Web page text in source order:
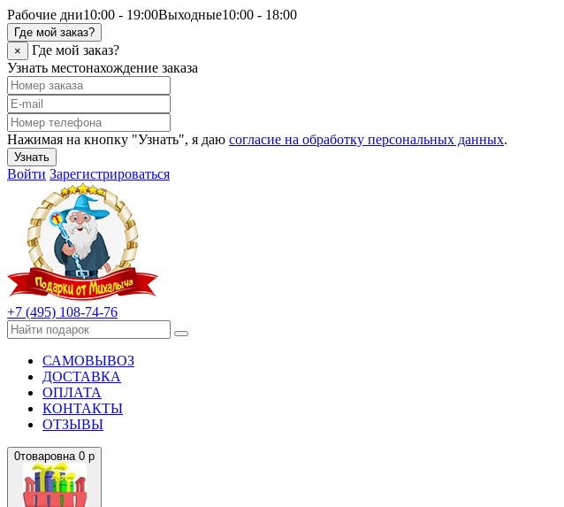
Рабочие дни10:00 - 19:00Выходные10:00 - 18:00
Где мой заказ?
×
Где мой заказ?
Узнать местонахождение заказа
Нажимая на кнопку "Узнать", я даю согласие на обработку персональных данных.
Узнать
Войти Зарегистрироваться
+7 (495) 108-74-76
САМОВЫВОЗ
ДОСТАВКА
ОПЛАТА
КОНТАКТЫ
ОТЗЫВЫ
0товаровна 0 р